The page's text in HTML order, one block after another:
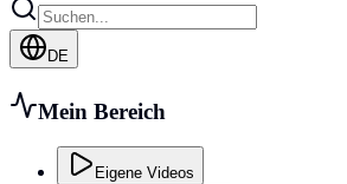
DE
Mein Bereich
Eigene Videos